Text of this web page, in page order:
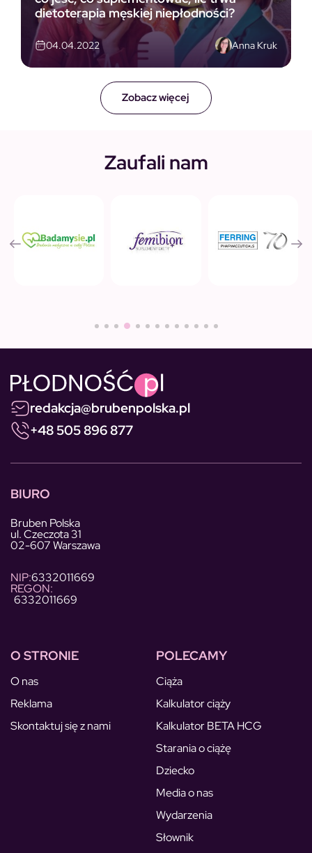
Zobacz więcej
dietoterapia męskiej niepłodności?
04.04.2022 Anna Kruk
Zaufali nam
redakcja@brubenpolska.pl
+48 505 896 877
BIURO
Bruben Polska
ul. Czeczota 31
02-607 Warszawa
NIP:6332011669
REGON:
6332011669
O STRONIE
O nas
Reklama
Skontaktuj się z nami
POLECAMY
Ciąża
Kalkulator ciąży
Kalkulator BETA HCG
Starania o ciążę
Dziecko
Media o nas
Wydarzenia
Słownik